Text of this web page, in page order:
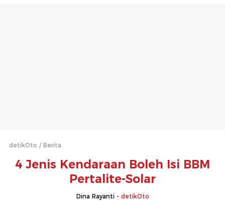
detikOto Berita
4 Jenis Kendaraan Boleh Isi BBM
Pertalite-Solar
Dina Rayanti - detikOto